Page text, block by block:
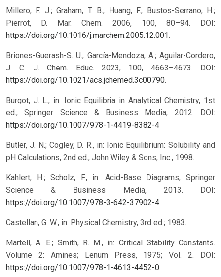
Millero, F. J.; Graham, T. B.; Huang, F.; Bustos-Serrano, H.;
Pierrot, D. Mar. Chem. 2006, 100, 80–94. DOI:
https://doi.org/10.1016/j.marchem.2005.12.001.
Briones-Guerash-S. U.; García-Mendoza, A.; Aguilar-Cordero,
J. C. J. Chem. Educ. 2023, 100, 4663–4673. DOI:
https://doi.org/10.1021/acs.jchemed.3c00790.
Burgot, J. L., in: Ionic Equilibria in Analytical Chemistry, 1st
ed.; Springer Science & Business Media, 2012. DOI:
https://doi.org/10.1007/978-1-4419-8382-4
Butler, J. N.; Cogley, D. R., in: Ionic Equilibrium: Solubility and
pH Calculations, 2nd ed.; John Wiley & Sons, Inc., 1998.
Kahlert, H.; Scholz, F., in: Acid-Base Diagrams; Springer
Science & Business Media, 2013. DOI:
https://doi.org/10.1007/978-3-642-37902-4
Castellan, G. W., in: Physical Chemistry, 3rd ed.; 1983.
Martell, A. E.; Smith, R. M., in: Critical Stability Constants.
Volume 2: Amines; Lenum Press, 1975; Vol. 2. DOI:
https://doi.org/10.1007/978-1-4613-4452-0.